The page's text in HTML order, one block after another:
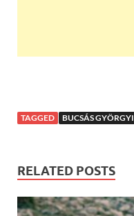
TAGGED BUCSÁS GYÖRGYI
RELATED POSTS